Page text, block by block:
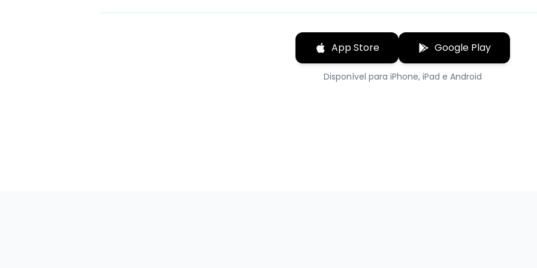
App Store Google Play
Disponível para iPhone, iPad e Android